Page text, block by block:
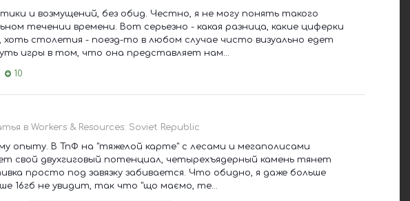
и возмущений, без обид. Честно, я не могу понять такого
течении времени. Вот серьезно - какая разница, какие циферки
столетия - поезд-то в любом случае чисто визуально едет
игры в том, что она представляет нам...
10
в Workers & Resources: Soviet Republic
опыту. В ТпФ на "тяжелой карте" с лесами и мегаполисами
свой двухгиговый потенциал, четырехъядерный камень тянет
просто под завязку забивается. Что обидно, я даже больше
16гб не увидит, так что "що маємо, те...